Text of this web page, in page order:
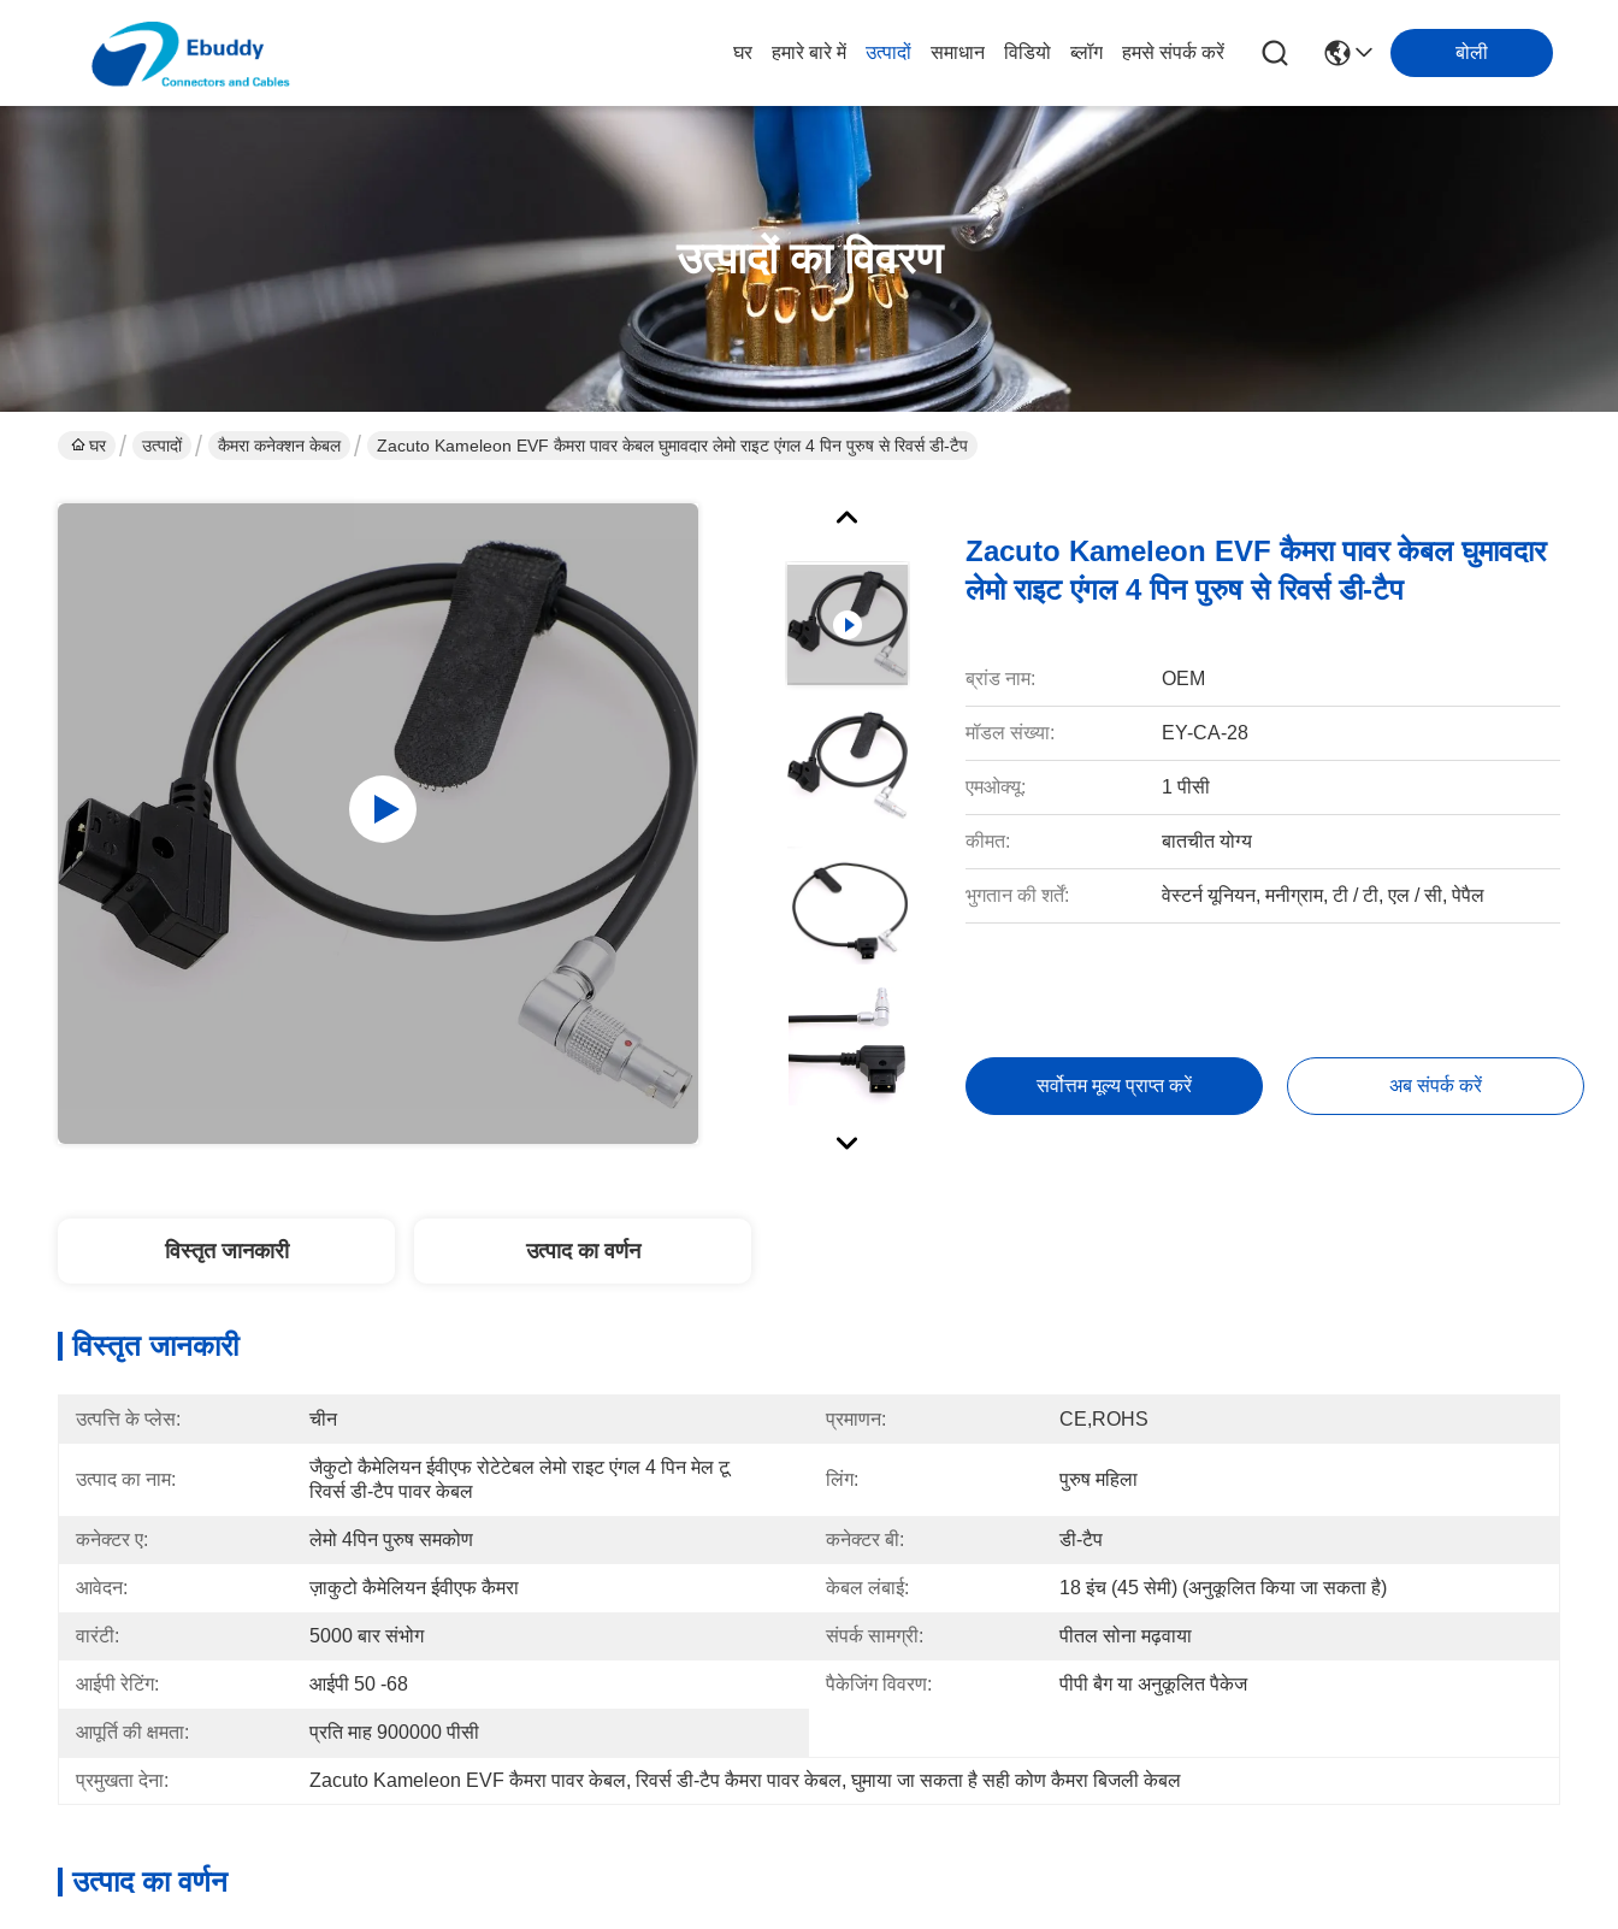
घर हमारे बारे में उत्पादों समाधान विडियो ब्लॉग हमसे संपर्क करें बोली
उत्पादों का विवरण
घर उत्पादों कैमरा कनेक्शन केबल Zacuto Kameleon EVF कैमरा पावर केबल घुमावदार लेमो राइट एंगल 4 पिन पुरुष से रिवर्स डी-टैप
Zacuto Kameleon EVF कैमरा पावर केबल घुमावदार
लेमो राइट एंगल 4 पिन पुरुष से रिवर्स डी-टैप
ब्रांड नाम: OEM
मॉडल संख्या: EY-CA-28
एमओक्यू: 1 पीसी
कीमत: बातचीत योग्य
भुगतान की शर्तें: वेस्टर्न यूनियन, मनीग्राम, टी / टी, एल / सी, पेपैल
सर्वोत्तम मूल्य प्राप्त करें अब संपर्क करें
विस्तृत जानकारी उत्पाद का वर्णन
विस्तृत जानकारी
उत्पत्ति के प्लेस: चीन प्रमाणन: CE,ROHS
उत्पाद का नाम:
जैकुटो कैमेलियन ईवीएफ रोटेटेबल लेमो राइट एंगल 4 पिन मेल टू
रिवर्स डी-टैप पावर केबल
लिंग: पुरुष महिला
कनेक्टर ए: लेमो 4पिन पुरुष समकोण कनेक्टर बी: डी-टैप
आवेदन: ज़ाकुटो कैमेलियन ईवीएफ कैमरा केबल लंबाई: 18 इंच (45 सेमी) (अनुकूलित किया जा सकता है)
वारंटी: 5000 बार संभोग संपर्क सामग्री: पीतल सोना मढ़वाया
आईपी रेटिंग: आईपी ​​50 -68 पैकेजिंग विवरण: पीपी बैग या अनुकूलित पैकेज
आपूर्ति की क्षमता: प्रति माह 900000 पीसी
प्रमुखता देना: Zacuto Kameleon EVF कैमरा पावर केबल, रिवर्स डी-टैप कैमरा पावर केबल, घुमाया जा सकता है सही कोण कैमरा बिजली केबल
उत्पाद का वर्णन